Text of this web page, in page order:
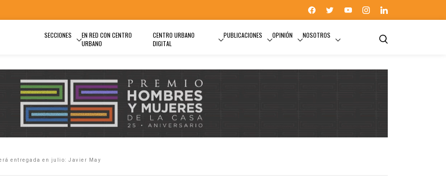
SECCIONES
EN RED CON CENTRO
URBANO
CENTRO URBANO
DIGITAL
PUBLICACIONES OPINIÓN NOSOTROS
entregada en julio: Javier May